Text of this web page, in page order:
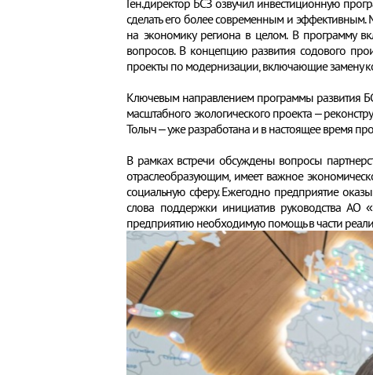
Ген.директор БСЗ озвучил инвестиционную
сделать его более современным и эффективным.
на экономику региона в целом. В программу
вопросов. В концепцию развития содового
проекты по модернизации, включающие замену
Ключевым направлением программы развития
масштабного экологического проекта –
Толыч – уже разработана и в настоящее время
В рамках встречи обсуждены вопросы
отраслеобразующим, имеет важное
социальную сферу. Ежегодно предприятие
слова поддержки инициатив руководства АО
предприятию необходимую помощь в части